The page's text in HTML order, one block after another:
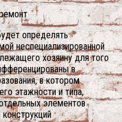
определять
неспециализированной
хозяину для того
в
в котором
этажности и типа,
элементов